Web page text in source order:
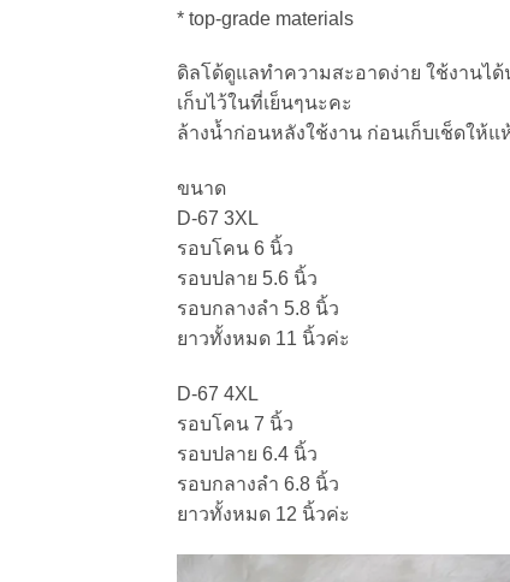
* top-grade materials
ดิลโด้ดูแลทำความสะอาดง่าย ใช้งานไ
เก็บไว้ในที่เย็นๆนะคะ
ล้างน้ำก่อนหลังใช้งาน ก่อนเก็บเช็ดให้
ขนาด
D-67 3XL
รอบโคน 6 นิ้ว
รอบปลาย 5.6 นิ้ว
รอบกลางลำ 5.8 นิ้ว
ยาวทั้งหมด 11 นิ้วค่ะ
D-67 4XL
รอบโคน 7 นิ้ว
รอบปลาย 6.4 นิ้ว
รอบกลางลำ 6.8 นิ้ว
ยาวทั้งหมด 12 นิ้วค่ะ